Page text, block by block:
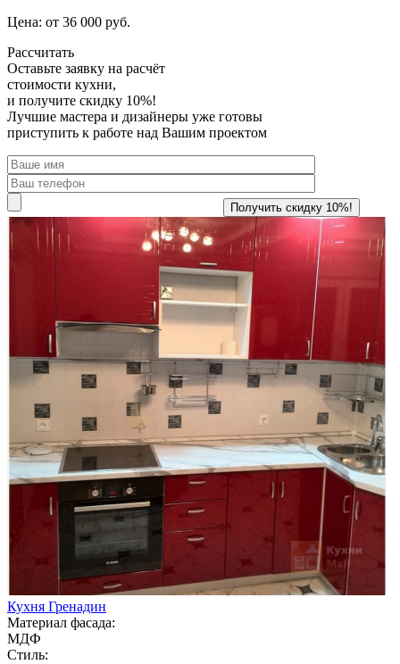
Цена: от 36 000 руб.
Рассчитать
Оставьте заявку на расчёт
стоимости кухни,
и получите скидку 10%!
Лучшие мастера и дизайнеры уже готовы
приступить к работе над Вашим проектом
Кухня Гренадин
Материал фасада:
МДФ
Стиль: